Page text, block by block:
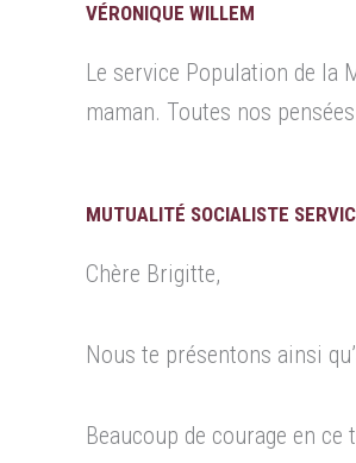
VÉRONIQUE WILLEM
Le service Population de la
maman. Toutes nos
MUTUALITÉ SOCIALISTE
Chère Brigitte,
Nous te présentons ainsi
Beaucoup de courage en